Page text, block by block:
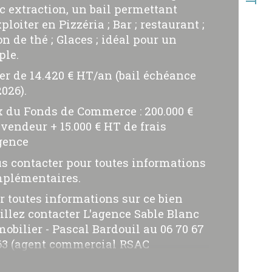
Valeurs
de lots
extraction, un bail permettant
en Pizzéria ; Bar ; restaurant ;
de thé ; Glaces ; idéal pour un
de 14.420 € HT/an (bail échéance
du Fonds de Commerce : 200.000 €
+ 15.000 € HT de frais
contacter pour toutes informations
toutes informations sur ce bien
contacter L'agence Sable Blanc
- Pascal Bardouil au 06 70 67
(agent commercial RSAC